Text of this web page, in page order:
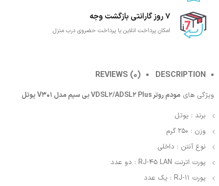
7 روز گارانتی بازگشت وجه
امکان پرداخت انلاین یا پرداخت حضروی درب منزل
DESCRIPTION
REVIEWS (0)
ویژگی های مودم روتر VDSL2/ADSL2 Plus بی سیم مدل V301 یوتل
برند : یوتل
وزن : 250 گرم
نوع آنتن : داخلی
پورت اترنت RJ-45 LAN : دو عدد
پورت RJ-11 : یک عدد